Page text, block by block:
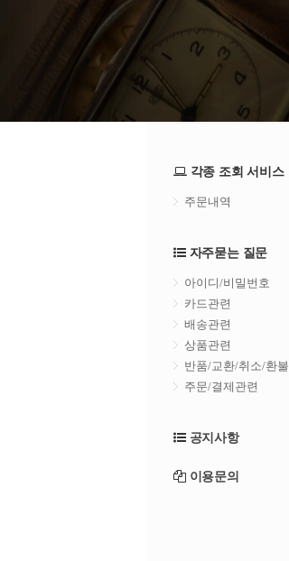
각종 조회 서비스
주문내역
자주묻는 질문
아이디/비밀번호
카드관련
배송관련
상품관련
반품/교환/취소/환불
주문/결제관련
공지사항
이용문의